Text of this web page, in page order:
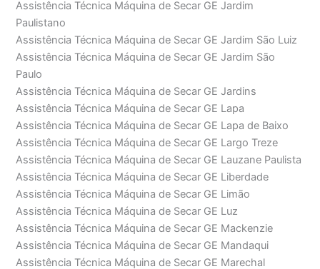
Assistência Técnica Máquina de Secar GE Jardim
Paulistano
Assistência Técnica Máquina de Secar GE Jardim São Luiz
Assistência Técnica Máquina de Secar GE Jardim São
Paulo
Assistência Técnica Máquina de Secar GE Jardins
Assistência Técnica Máquina de Secar GE Lapa
Assistência Técnica Máquina de Secar GE Lapa de Baixo
Assistência Técnica Máquina de Secar GE Largo Treze
Assistência Técnica Máquina de Secar GE Lauzane Paulista
Assistência Técnica Máquina de Secar GE Liberdade
Assistência Técnica Máquina de Secar GE Limão
Assistência Técnica Máquina de Secar GE Luz
Assistência Técnica Máquina de Secar GE Mackenzie
Assistência Técnica Máquina de Secar GE Mandaqui
Assistência Técnica Máquina de Secar GE Marechal